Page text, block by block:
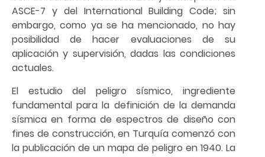
ASCE-7 y del International Building Code; sin
embargo, como ya se ha mencionado, no hay
posibilidad de hacer evaluaciones de su
aplicación y supervisión, dadas las condiciones
actuales.
El estudio del peligro sísmico, ingrediente
fundamental para la definición de la demanda
sísmica en forma de espectros de diseño con
fines de construcción, en Turquía comenzó con
la publicación de un mapa de peligro en 1940. La